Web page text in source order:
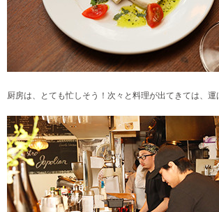
厨房は、とても忙しそう！次々と料理が出てきては、運